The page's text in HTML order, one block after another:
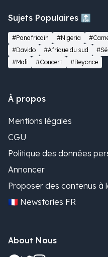
Sujets Populaires 🔝
#Panafricain #Nigeria
#Davido
#Afrique du sud
#Mali
#Concert #Beyonce
À propos
Mentions légales
CGU
Politique des données
Annoncer
Proposer des contenus à
🇫🇷 Newstories FR
About Nous